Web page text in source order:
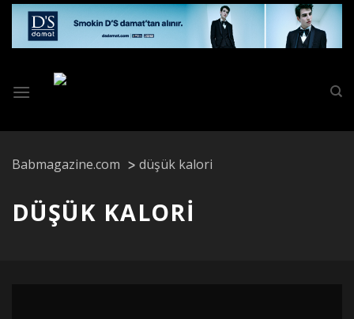
Skip
content
Babmagazine.com düşük kalori
DÜŞÜK KALORI